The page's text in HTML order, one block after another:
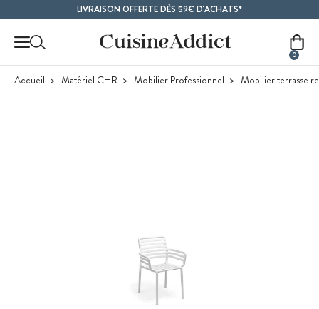
LIVRAISON OFFERTE DÈS 59€ D'ACHATS*
0
Accueil Matériel CHR Mobilier Professionnel Mobilier terrasse